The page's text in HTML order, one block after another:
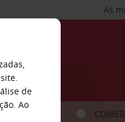
As
de
Ao